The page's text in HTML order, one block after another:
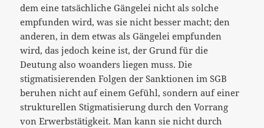
dem eine tatsächliche Gängelei nicht als solche
empfunden wird, was sie nicht besser macht; den
anderen, in dem etwas als Gängelei empfunden
wird, das jedoch keine ist, der Grund für die
Deutung also woanders liegen muss. Die
stigmatisierenden Folgen der Sanktionen im SGB
beruhen nicht auf einem Gefühl, sondern auf einer
strukturellen Stigmatisierung durch den Vorrang
von Erwerbstätigkeit. Man kann sie nicht durch